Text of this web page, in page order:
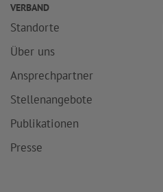
VERBAND
Standorte
Über uns
Ansprechpartner
Stellenangebote
Publikationen
Presse